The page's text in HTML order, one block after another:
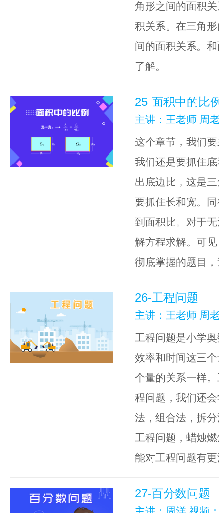
角形之间的面积
积关系。在三角
间的面积关系。
了解。
25-面积中的比
主讲：王老师 周
这个章节，我们
我们还是要抓住
出底边比，这是
要抓住长和宽。
到面积比。对于
解方程求解。可
彻底掌握的题目
26-工程问题
主讲：王老师 周
工程问题是小学
效率和时间这三
个量的关系一样
程问题，我们还
法，组合法，拆
工程问题，蜡烛
能对工程问题有
27-百分数问题